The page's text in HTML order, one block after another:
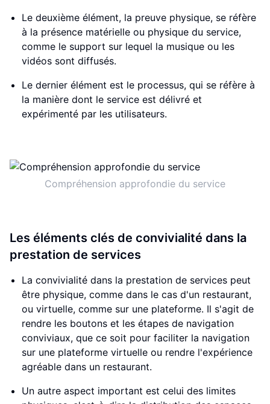
Le deuxième élément, la preuve physique, se réfère
à la présence matérielle ou physique du service,
comme le support sur lequel la musique ou les
vidéos sont diffusés.
Le dernier élément est le processus, qui se réfère à
la manière dont le service est délivré et
expérimenté par les utilisateurs.
Compréhension approfondie du service
Les éléments clés de convivialité dans la
prestation de services
La convivialité dans la prestation de services peut
être physique, comme dans le cas d'un restaurant,
ou virtuelle, comme sur une plateforme. Il s'agit de
rendre les boutons et les étapes de navigation
conviviaux, que ce soit pour faciliter la navigation
sur une plateforme virtuelle ou rendre l'expérience
agréable dans un restaurant.
Un autre aspect important est celui des limites